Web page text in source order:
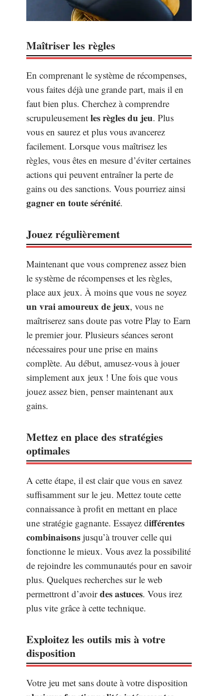
Maîtriser les règles
En comprenant le système de récompenses,
vous faites déjà une grande part, mais il en
faut bien plus. Cherchez à comprendre
scrupuleusement les règles du jeu. Plus
vous en saurez et plus vous avancerez
facilement. Lorsque vous maîtrisez les
règles, vous êtes en mesure d’éviter certaines
actions qui peuvent entraîner la perte de
gains ou des sanctions. Vous pourriez ainsi
gagner en toute sérénité.
Jouez régulièrement
Maintenant que vous comprenez assez bien
le système de récompenses et les règles,
place aux jeux. À moins que vous ne soyez
un vrai amoureux de jeux, vous ne
maîtriserez sans doute pas votre Play to Earn
le premier jour. Plusieurs séances seront
nécessaires pour une prise en mains
complète. Au début, amusez-vous à jouer
simplement aux jeux ! Une fois que vous
jouez assez bien, penser maintenant aux
gains.
Mettez en place des stratégies
optimales
A cette étape, il est clair que vous en savez
suffisamment sur le jeu. Mettez toute cette
connaissance à profit en mettant en place
une stratégie gagnante. Essayez différentes
combinaisons jusqu’à trouver celle qui
fonctionne le mieux. Vous avez la possibilité
de rejoindre les communautés pour en savoir
plus. Quelques recherches sur le web
permettront d’avoirdes astuces. Vous irez
plus vite grâce à cette technique.
Exploitez les outils mis à votre
disposition
Votre jeu met sans doute à votre disposition